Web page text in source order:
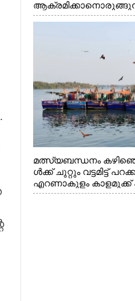
എറണാകുളം
മത്സ്യബന്ധനം
ൾക്ക് ചുറ്റും വട്ടമിട്ട്
എറണാകുളം കാളമുക്ക്
ള്ള കാഴ്ച